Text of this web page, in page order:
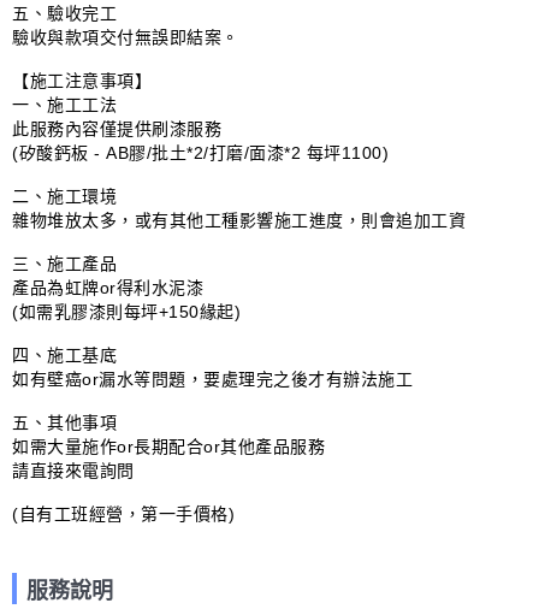
五、驗收完工
驗收與款項交付無誤即結案。
【施工注意事項】
一、施工工法
此服務內容僅提供刷漆服務
(矽酸鈣板 - AB膠/批土*2/打磨/面漆*2 每坪1100)
二、施工環境
雜物堆放太多，或有其他工種影響施工進度，則會追加工資
三、施工產品
產品為虹牌or得利水泥漆
(如需乳膠漆則每坪+150緣起)
四、施工基底
如有壁癌or漏水等問題，要處理完之後才有辦法施工
五、其他事項
如需大量施作or長期配合or其他產品服務
請直接來電詢問
(自有工班經營，第一手價格)
服務說明